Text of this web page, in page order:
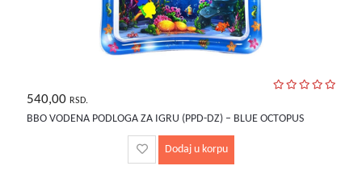
540,00 RSD.
BBO VODENA PODLOGA ZA IGRU (PPD-DZ) – BLUE OCTOPUS
Dodaj u korpu